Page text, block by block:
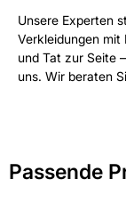
Unsere Experten
Verkleidungen mit
und Tat zur Seite
uns. Wir beraten
Passende